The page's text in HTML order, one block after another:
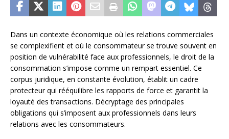
Dans un contexte économique où les relations commerciales
se complexifient et où le consommateur se trouve souvent en
position de vulnérabilité face aux professionnels, le droit de la
consommation s’impose comme un rempart essentiel. Ce
corpus juridique, en constante évolution, établit un cadre
protecteur qui rééquilibre les rapports de force et garantit la
loyauté des transactions. Décryptage des principales
obligations qui s’imposent aux professionnels dans leurs
relations avec les consommateurs.